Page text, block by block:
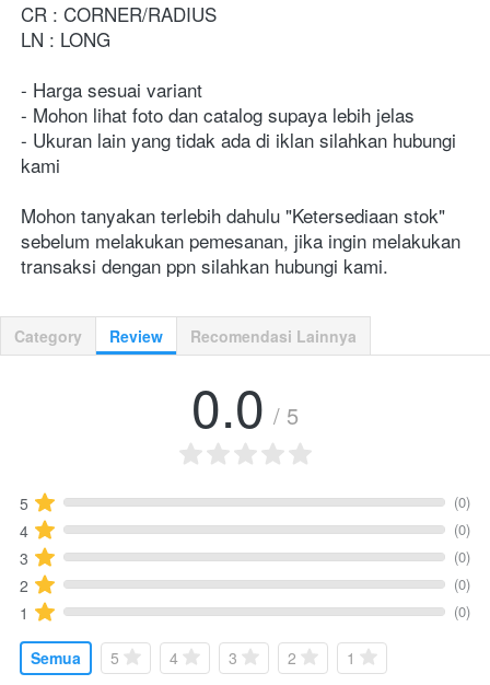
CR : CORNER/RADIUS
LN : LONG
- Harga sesuai variant
- Mohon lihat foto dan catalog supaya lebih jelas
- Ukuran lain yang tidak ada di iklan silahkan hubungi
kami
Mohon tanyakan terlebih dahulu "Ketersediaan stok"
sebelum melakukan pemesanan, jika ingin melakukan
transaksi dengan ppn silahkan hubungi kami.
Category Review Recomendasi Lainnya
0.0 / 5
5 (0)
4 (0)
3 (0)
2 (0)
1 (0)
Semua 5 4 3 2 1